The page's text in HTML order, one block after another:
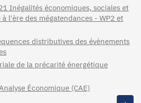
Inégalités économiques, sociales et
l'ère des mégatendances - WP2 et
distributives des évènements
de la précarité énergétique
Économique (CAE)